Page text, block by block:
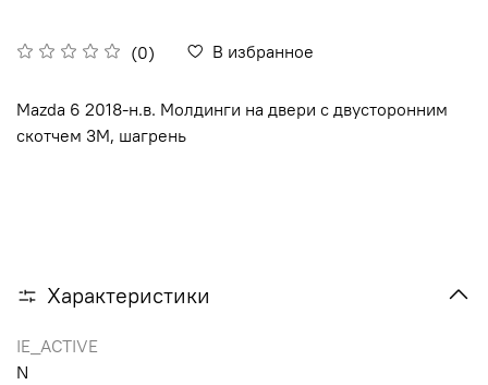
(0) В избранное
Mazda 6 2018-н.в. Молдинги на двери c двусторонним
скотчем 3М, шагрень
Характеристики
IE_ACTIVE
N